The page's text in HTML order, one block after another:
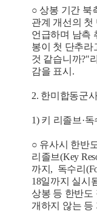
○ 상봉 기간 북
관계 개선의 첫
언급하며 남측
봉이 첫 단추라
것 같습니까?"
감을 표시.
2. 한미합동군
1) 키 리졸브·
○ 유사시 한반
리졸브(Key
까지, 독수리
18일까지 실시
상봉 등 한반도
개하지 않는 등